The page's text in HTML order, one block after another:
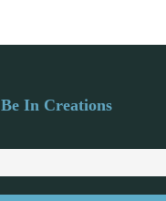
In Creations